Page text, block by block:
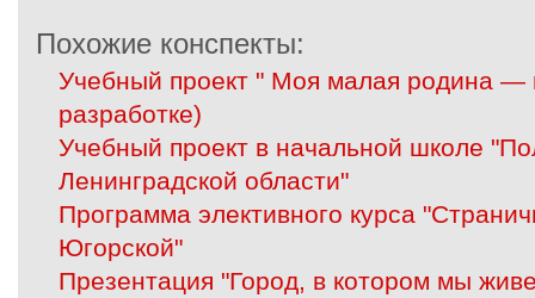
Похожие конспекты:
Учебный проект " Моя малая родина —
разработке)
Учебный проект в начальной школе
Ленинградской области"
Программа элективного курса
Югорской"
Презентация "Город, в котором мы